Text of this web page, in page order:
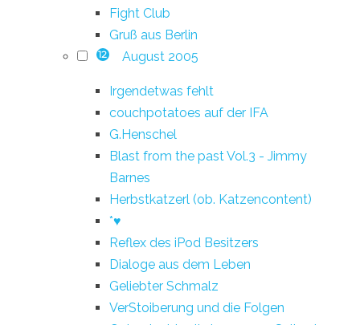
Fight Club
Gruß aus Berlin
12 August 2005
Irgendetwas fehlt
couchpotatoes auf der IFA
G.Henschel
Blast from the past Vol.3 - Jimmy
Barnes
Herbstkatzerl (ob. Katzencontent)
*♥
Reflex des iPod Besitzers
Dialoge aus dem Leben
Geliebter Schmalz
VerStoiberung und die Folgen